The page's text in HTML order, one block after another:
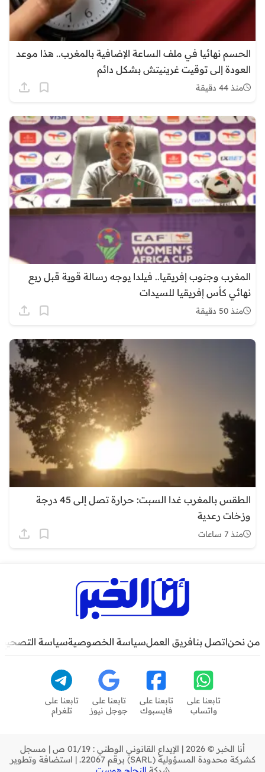
الحسم نهائيا في ملف الساعة الإضافية بالمغرب.. هذا موعد
العودة إلى توقيت غرينيتش بشكل دائم
منذ 44 دقيقة
المغرب وجنوب إفريقيا.. فيلدا يوجه رسالة قوية قبل ربع
نهائي كأس إفريقيا للسيدات
منذ 50 دقيقة
الطقس بالمغرب غدا السبت: حرارة تصل إلى 45 درجة
وزخات رعدية
منذ 7 ساعات
من نحناتصل بنافريق العملسياسة الخصوصيةسياسة التصحيح
تابعنا على
واتساب
تابعنا على
فايسبوك
تابعنا على
جوجل نيوز
تابعنا على
تلغرام
أنا الخبر © 2026 | الإيداع القانوني الوطني : 01/19 ص | مسجل
كشركة محدودة المسؤولية (SARL) برقم 22067. | استضافة وتطوير